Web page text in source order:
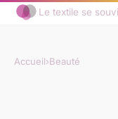
Le textile se
Accueil›Beauté